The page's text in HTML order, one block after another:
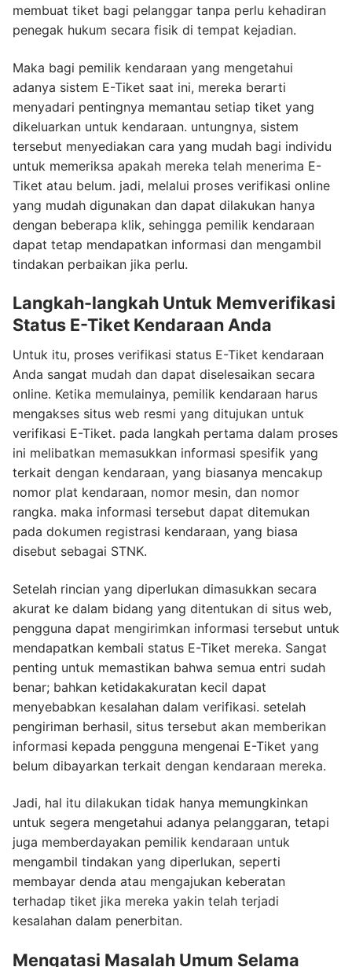
membuat tiket bagi pelanggar tanpa perlu kehadiran
penegak hukum secara fisik di tempat kejadian.
Maka bagi pemilik kendaraan yang mengetahui
adanya sistem E-Tiket saat ini, mereka berarti
menyadari pentingnya memantau setiap tiket yang
dikeluarkan untuk kendaraan. untungnya, sistem
tersebut menyediakan cara yang mudah bagi individu
untuk memeriksa apakah mereka telah menerima E-
Tiket atau belum. jadi, melalui proses verifikasi online
yang mudah digunakan dan dapat dilakukan hanya
dengan beberapa klik, sehingga pemilik kendaraan
dapat tetap mendapatkan informasi dan mengambil
tindakan perbaikan jika perlu.
Langkah-langkah Untuk Memverifikasi
Status E-Tiket Kendaraan Anda
Untuk itu, proses verifikasi status E-Tiket kendaraan
Anda sangat mudah dan dapat diselesaikan secara
online. Ketika memulainya, pemilik kendaraan harus
mengakses situs web resmi yang ditujukan untuk
verifikasi E-Tiket. pada langkah pertama dalam proses
ini melibatkan memasukkan informasi spesifik yang
terkait dengan kendaraan, yang biasanya mencakup
nomor plat kendaraan, nomor mesin, dan nomor
rangka. maka informasi tersebut dapat ditemukan
pada dokumen registrasi kendaraan, yang biasa
disebut sebagai STNK.
Setelah rincian yang diperlukan dimasukkan secara
akurat ke dalam bidang yang ditentukan di situs web,
pengguna dapat mengirimkan informasi tersebut untuk
mendapatkan kembali status E-Tiket mereka. Sangat
penting untuk memastikan bahwa semua entri sudah
benar; bahkan ketidakakuratan kecil dapat
menyebabkan kesalahan dalam verifikasi. setelah
pengiriman berhasil, situs tersebut akan memberikan
informasi kepada pengguna mengenai E-Tiket yang
belum dibayarkan terkait dengan kendaraan mereka.
Jadi, hal itu dilakukan tidak hanya memungkinkan
untuk segera mengetahui adanya pelanggaran, tetapi
juga memberdayakan pemilik kendaraan untuk
mengambil tindakan yang diperlukan, seperti
membayar denda atau mengajukan keberatan
terhadap tiket jika mereka yakin telah terjadi
kesalahan dalam penerbitan.
Mengatasi Masalah Umum Selama